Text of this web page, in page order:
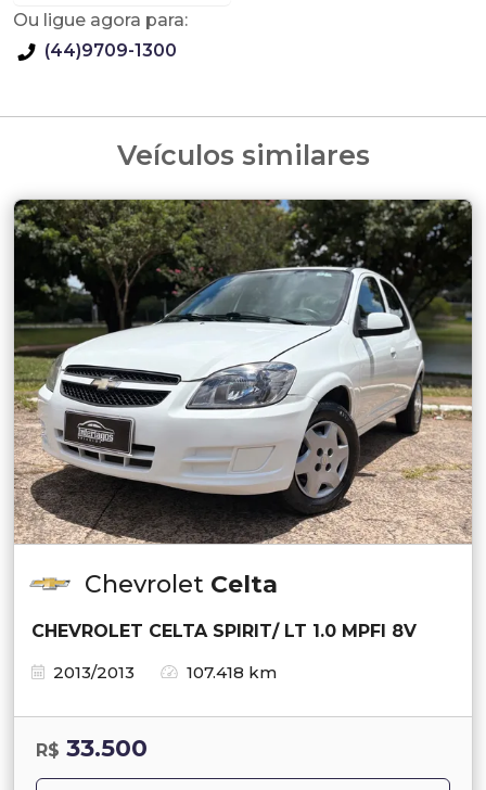
Ou ligue agora para:
(44)9709-1300
Veículos similares
Chevrolet Celta
CHEVROLET CELTA SPIRIT/ LT 1.0 MPFI 8V
2013/2013
107.418 km
R$ 33.500